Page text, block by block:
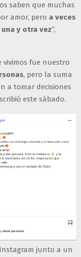
saben que muchas
amor, pero a veces
y otra vez”,
vivimos fue nuestro
, pero la suma
a tomar decisiones
este sábado.
junto a un